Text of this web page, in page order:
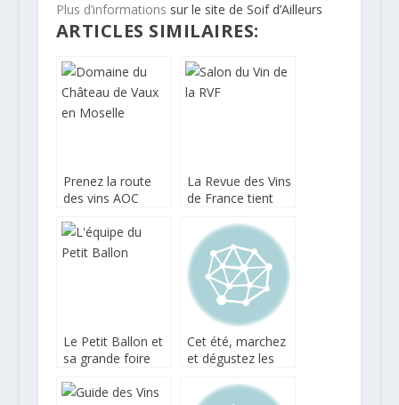
Plus d’informations sur le site de Soif d’Ailleurs
ARTICLES SIMILAIRES:
Prenez la route
des vins AOC
La Revue des Vins
de France tient
Le Petit Ballon et
sa grande foire
Cet été, marchez
et dégustez les